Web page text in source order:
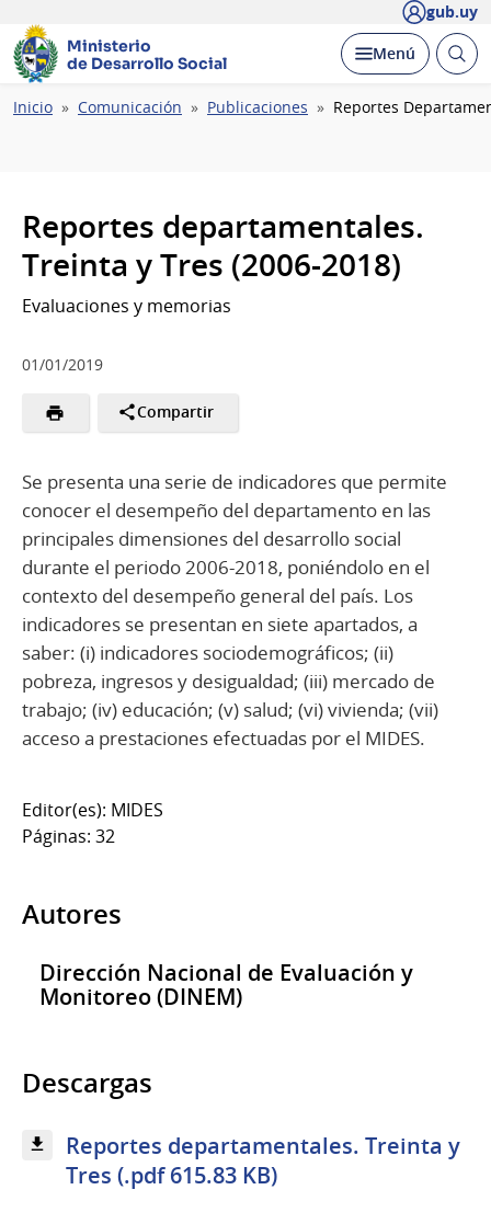
gub.uy
Ministerio
de Desarrollo Social
Desplegar
Menú Abrir
Ruta
Inicio Comunicación Publicaciones Reportes
Reportes departamentales.
Treinta y Tres (2006-2018)
Evaluaciones y memorias
01/01/2019
Compartir
Se presenta una serie de indicadores que permite
conocer el desempeño del departamento en las
principales dimensiones del desarrollo social
durante el periodo 2006-2018, poniéndolo en el
contexto del desempeño general del país. Los
indicadores se presentan en siete apartados, a
saber: (i) indicadores sociodemográficos; (ii)
pobreza, ingresos y desigualdad; (iii) mercado de
trabajo; (iv) educación; (v) salud; (vi) vivienda; (vii)
acceso a prestaciones efectuadas por el MIDES.
Editor(es): MIDES
Páginas: 32
Autores
Dirección Nacional de Evaluación y
Monitoreo (DINEM)
Descargas
Reportes departamentales. Treinta y
Tres (.pdf 615.83 KB)